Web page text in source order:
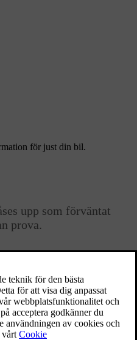
för just din bil.
upp som förväntat
prova.